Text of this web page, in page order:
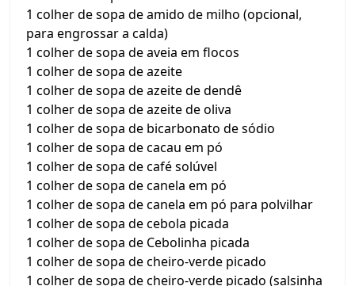
1 colher de sopa de amido de milho (opcional,
para engrossar a calda)
1 colher de sopa de aveia em flocos
1 colher de sopa de azeite
1 colher de sopa de azeite de dendê
1 colher de sopa de azeite de oliva
1 colher de sopa de bicarbonato de sódio
1 colher de sopa de cacau em pó
1 colher de sopa de café solúvel
1 colher de sopa de canela em pó
1 colher de sopa de canela em pó para polvilhar
1 colher de sopa de cebola picada
1 colher de sopa de Cebolinha picada
1 colher de sopa de cheiro-verde picado
1 colher de sopa de cheiro-verde picado (salsinha